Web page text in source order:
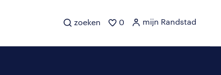
zoeken 0 mijn Randstad